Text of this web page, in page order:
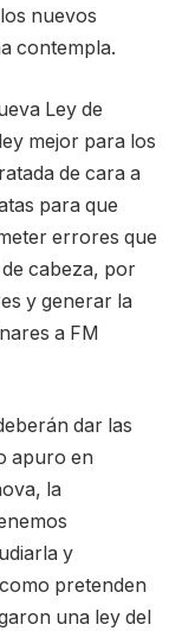
nuevos
contempla.
Ley de
mejor para los
de cara a
para que
errores que
cabeza, por
y generar la
a FM
dar las
apuro en
la
y
pretenden
una ley del